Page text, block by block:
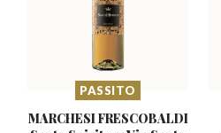
PASSITO
MARCHESI FRESCOBALDI